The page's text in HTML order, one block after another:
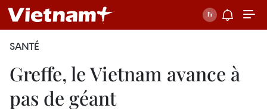
SANTÉ
Greffe, le Vietnam avance à
pas de géant